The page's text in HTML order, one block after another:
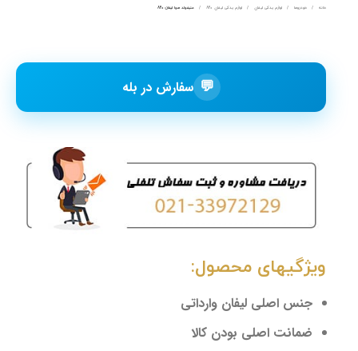
خانه خودروها لوازم یدکی لیفان لوازم یدکی لیفان 820 منیفولد هوا لیفان 820
💬 سفارش در بله
ویژگیهای محصول:
جنس اصلی لیفان وارداتی
ضمانت اصلی بودن کالا